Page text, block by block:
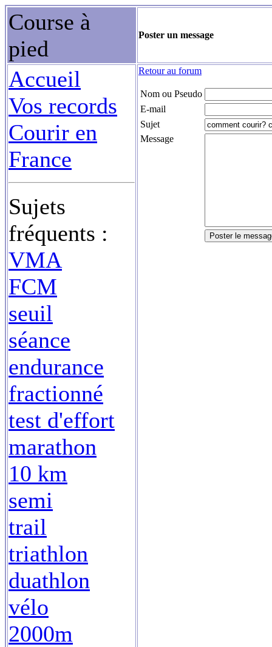
Course à
pied
Poster un message
Accueil
Vos records
Courir en
France
Sujets
fréquents :
VMA
FCM
seuil
séance
endurance
fractionné
test d'effort
marathon
10 km
semi
trail
triathlon
duathlon
vélo
2000m
Retour au forum
Nom ou Pseudo
E-mail
Sujet
Message